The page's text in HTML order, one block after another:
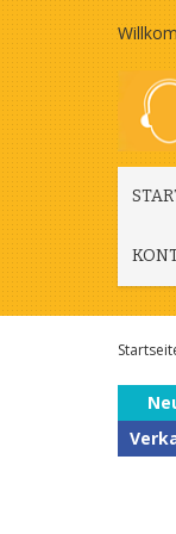
Zum
Inhalt
springen
Zum
Ende
der